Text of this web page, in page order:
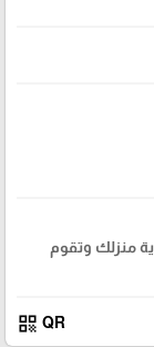
منزلك وتقوم
QR
qr_code